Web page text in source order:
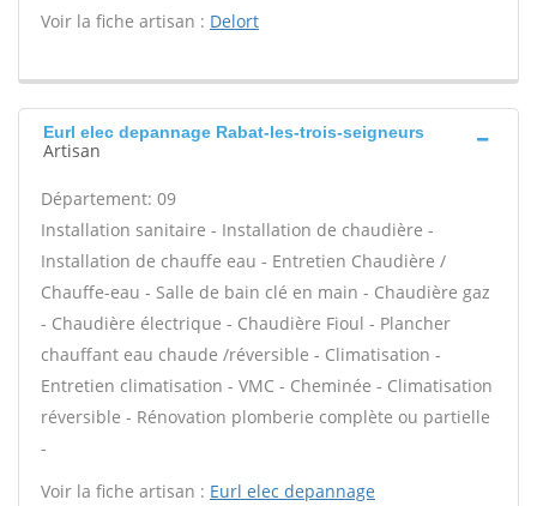
Voir la fiche artisan : Delort
Eurl elec depannage Rabat-les-trois-seigneurs
Artisan
Département: 09
Installation sanitaire - Installation de chaudière -
Installation de chauffe eau - Entretien Chaudière /
Chauffe-eau - Salle de bain clé en main - Chaudière gaz
- Chaudière électrique - Chaudière Fioul - Plancher
chauffant eau chaude /réversible - Climatisation -
Entretien climatisation - VMC - Cheminée - Climatisation
réversible - Rénovation plomberie complète ou partielle
-
Voir la fiche artisan : Eurl elec depannage